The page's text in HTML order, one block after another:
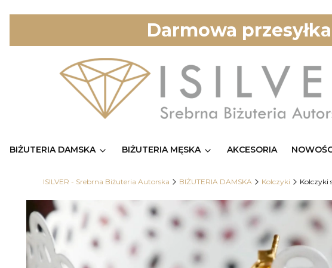
Darmowa
BIŻUTERIA DAMSKA BIŻUTERIA MĘSKA AKCESORIA
ISILVER - Srebrna Biżuteria Autorska BIŻUTERIA DAMSKA Kolczyki Kolczyki